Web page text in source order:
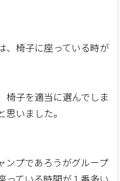
、椅子に座っている時が
椅子を適当に選んでしま
いました。
ンプであろうがグループ